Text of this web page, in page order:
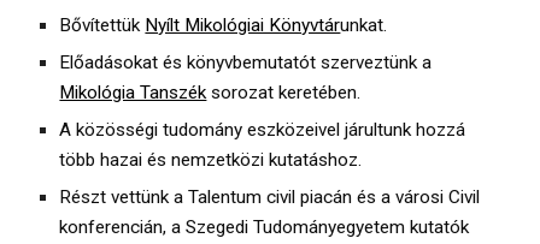
Bővítettük Nyílt Mikológiai Könyvtárunkat.
Előadásokat és könyvbemutatót szerveztünk a
Mikológia Tanszéksorozat keretében.
A közösségi tudomány eszközeivel járultunk hozzá
több hazai és nemzetközi kutatáshoz.
Részt vettünk a Talentum civil piacán és a városi Civil
konferencián, a Szegedi Tudományegyetem kutatók